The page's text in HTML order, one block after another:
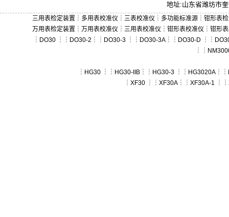
地址:山东省潍坊市
三用表检定装置 ┆ 多用表校准仪 ┆ 三表校准仪 ┆ 多功能标准源 ┆ 钳形表
万用表检定装置 ┆ 万用表校准仪 ┆ 三用表校准仪 ┆ 钳形表校准仪 ┆ 钳形
┆ DO30 ┆┆ DO30-2 ┆┆ DO30-3 ┆┆ DO30-3A ┆┆ DO30-D ┆┆
┆┆
┆ HG30 ┆┆ HG30-IIB ┆┆ HG30-3 ┆┆ HG3020A ┆┆
┆ XF30 ┆┆ XF30A ┆┆ XF30A-1 ┆┆